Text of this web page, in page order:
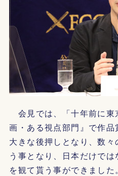
会見では、「十年前に東
画・ある視点部門』で作
大きな後押しとなり、数
う事となり、日本だけで
を観て貰う事ができまし